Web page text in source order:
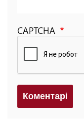
CAPTCHA
Коментарi